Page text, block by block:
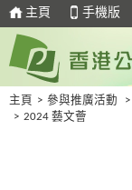
主頁 手機版
主頁 > 參與推廣活動 >
> 2024 藝文薈